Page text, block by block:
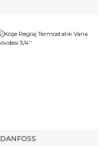
DANFOSS